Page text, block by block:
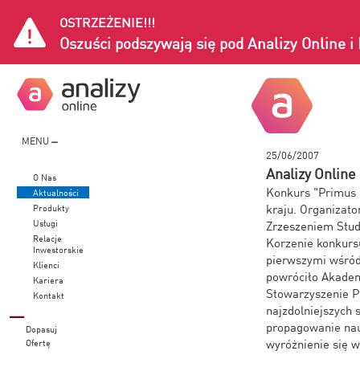
OSTRZEŻENIE!!!
Oszuści podszywają się pod Analizy Online i
MENU
O Nas
Aktualności
Produkty
Usługi
Relacje
Inwestorskie
Klienci
Kariera
Kontakt
Dopasuj
Ofertę
25/06/2007
Analizy
Konkurs
kraju.
Zrzeszeniem
Korzenie
pierwszymi
powróciło
Stowarzyszenie
najzdolniejszych
propagowanie
wyróżnienie się